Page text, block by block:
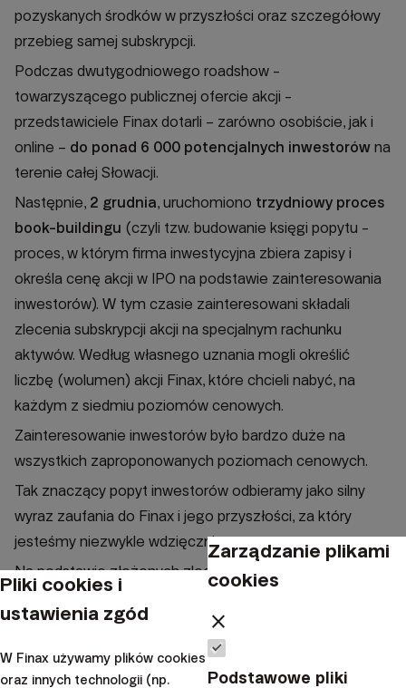
pozyskanych środków w przyszłości oraz szczegółowy
przebieg samej subskrypcji.
Podczas dwutygodniowego roadshow -
towarzyszącego publicznej ofercie akcji -
przedstawiciele Finax dotarli – zarówno osobiście, jak i
online – do ponad 6 000 potencjalnych inwestorów na
terenie całej Słowacji.
Następnie, 2 grudnia, uruchomiono trzydniowy proces
book-buildingu (czyli tzw. budowanie księgi popytu -
proces, w którym firma inwestycyjna zbiera zapisy i
określa cenę akcji w IPO na podstawie zainteresowania
inwestorów). W tym czasie zainteresowani składali
zlecenia subskrypcji akcji na specjalnym rachunku
aktywów. Według własnego uznania mogli określić
liczbę (wolumen) akcji Finax, które chcieli nabyć, na
każdym z siedmiu poziomów cenowych.
Zainteresowanie inwestorów było bardzo duże na
wszystkich zaproponowanych poziomach cenowych.
Tak znaczący popyt inwestorów odbieramy jako silny
wyraz zaufania do Finax i jego przyszłości, za który
jesteśmy niezwykle wdzięczni.
Na podstawie złożonych zleceń, czyli zainteresowania
akcjami na poszczególnych poziomach cenowych oraz
na warunkach określonych w prospekcie,
ustalił ostateczną cenę akcji na poziomie 108,85
euro, która następnie została zatwierdzona przez
Pliki cookies i
ustawienia zgód
W Finax używamy plików cookies
oraz innych technologii (np.
Zarządzanie plikami
cookies
close
Podstawowe pliki